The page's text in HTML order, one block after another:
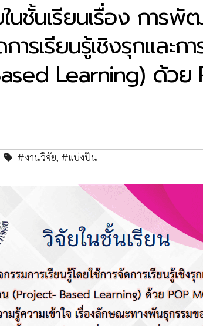
ชั้นเรียนเรื่อง การพั
ารเรียนรู้เชิงรุกและ
Learning) ด้วย
#งานวิจัย, #แบ่งปัน